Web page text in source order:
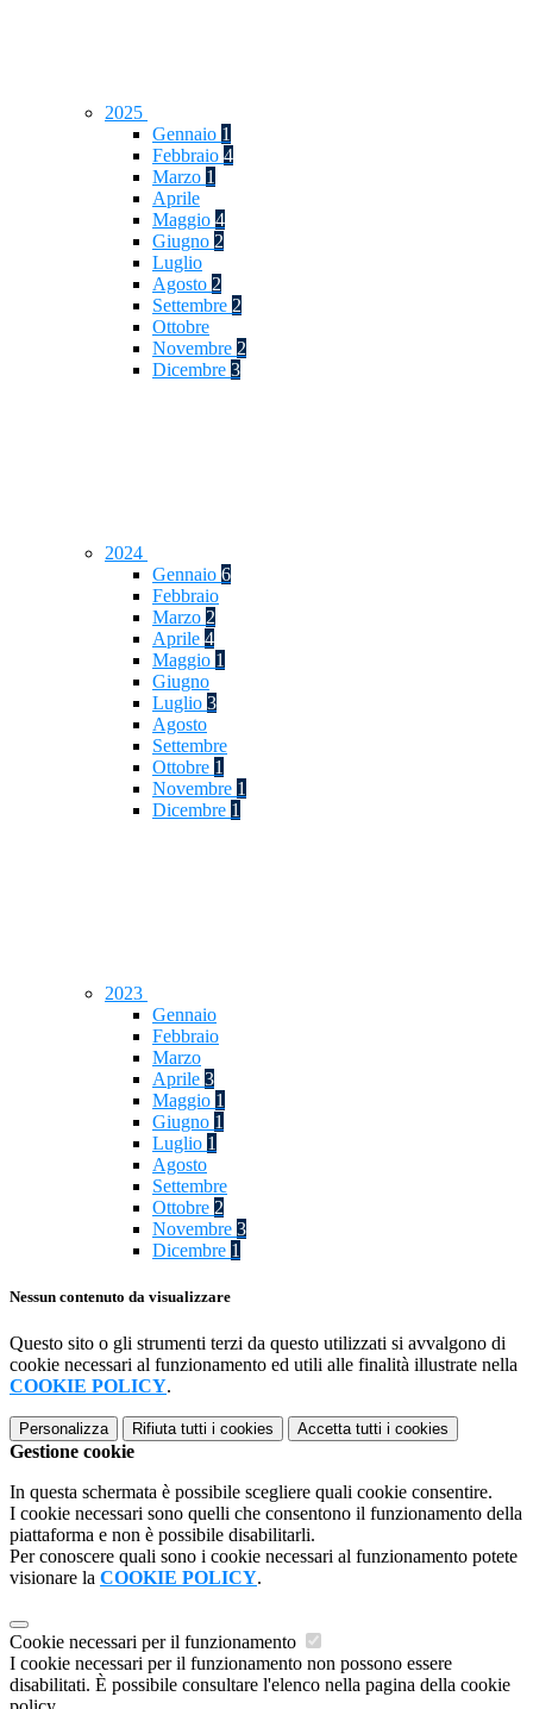
2025
Gennaio 1
Febbraio 4
Marzo 1
Aprile
Maggio 4
Giugno 2
Luglio
Agosto 2
Settembre 2
Ottobre
Novembre 2
Dicembre 3
2024
Gennaio 6
Febbraio
Marzo 2
Aprile 4
Maggio 1
Giugno
Luglio 3
Agosto
Settembre
Ottobre 1
Novembre 1
Dicembre 1
2023
Gennaio
Febbraio
Marzo
Aprile 3
Maggio 1
Giugno 1
Luglio 1
Agosto
Settembre
Ottobre 2
Novembre 3
Dicembre 1
Nessun contenuto da visualizzare
Questo sito o gli strumenti terzi da questo utilizzati si avvalgono di
cookie necessari al funzionamento ed utili alle finalità illustrate nella
COOKIE POLICY.
Personalizza Rifiuta tutti i cookies Accetta tutti i cookies
Gestione cookie
In questa schermata è possibile scegliere quali cookie consentire.
I cookie necessari sono quelli che consentono il funzionamento della
piattaforma e non è possibile disabilitarli.
Per conoscere quali sono i cookie necessari al funzionamento potete
visionare la COOKIE POLICY.
Cookie necessari per il funzionamento
I cookie necessari per il funzionamento non possono essere
disabilitati. È possibile consultare l'elenco nella pagina della cookie